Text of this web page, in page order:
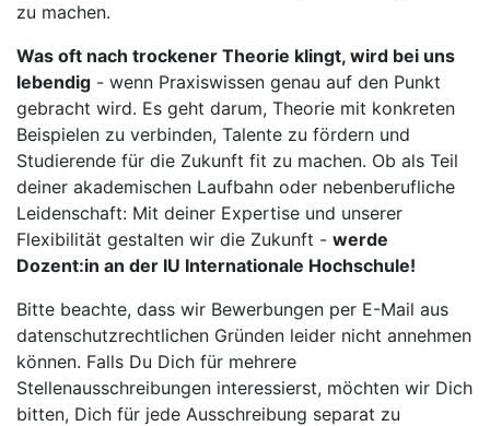
zu machen.
Was oft nach trockener Theorie klingt, wird bei uns
lebendig - wenn Praxiswissen genau auf den Punkt
gebracht wird. Es geht darum, Theorie mit konkreten
Beispielen zu verbinden, Talente zu fördern und
Studierende für die Zukunft fit zu machen. Ob als Teil
deiner akademischen Laufbahn oder nebenberufliche
Leidenschaft: Mit deiner Expertise und unserer
Flexibilität gestalten wir die Zukunft - werde
Dozent:in an der IU Internationale Hochschule!
Bitte beachte, dass wir Bewerbungen per E-Mail aus
datenschutzrechtlichen Gründen leider nicht annehmen
können. Falls Du Dich für mehrere
Stellenausschreibungen interessierst, möchten wir Dich
bitten, Dich für jede Ausschreibung separat zu